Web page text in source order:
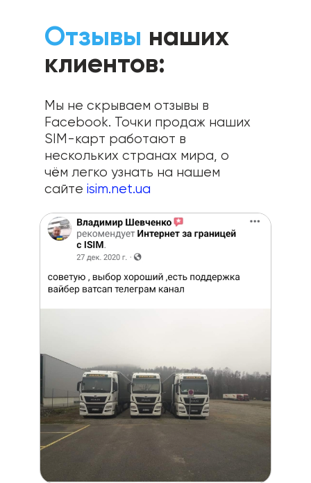
Отзывы наших
клиентов:
Мы не скрываем отзывы в
Facebook. Точки продаж наших
SIM-карт работают в
нескольких странах мира, о
чём легко узнать на нашем
сайте isim.net.ua